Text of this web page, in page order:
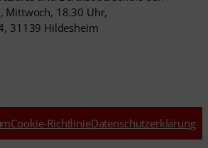
Mittwoch, 18.30 Uhr,
31139 Hildesheim
Cookie-RichtlinieDatenschutzerklärung